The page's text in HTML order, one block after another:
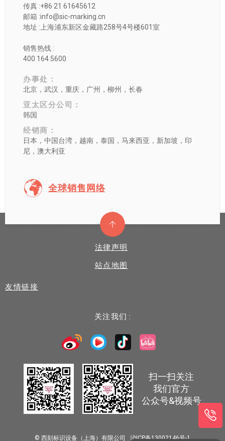
传真 :+86 21 61645612
邮箱 :info@sic-marking.cn
地址 :上海浦东新区金藏路258号4号楼601室
销售热线 :
400 164 5600
办事处：
北京，武汉，重庆，广州，柳州，长春
亚太区分公司：
韩国
经销商：
日本，中国台湾，越南，泰国，马来西亚，新加坡，印
尼，澳大利亚
全球销售网络
法律声明
站点地图
友情链接
关注我们 :
扫一扫关注
我们官方
公众号&视频号
© 西刻标识设备（上海）有限公司 沪ICP备13002146号-1